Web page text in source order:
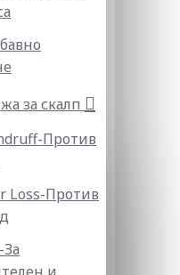
за скалп
Против
Loss-Против